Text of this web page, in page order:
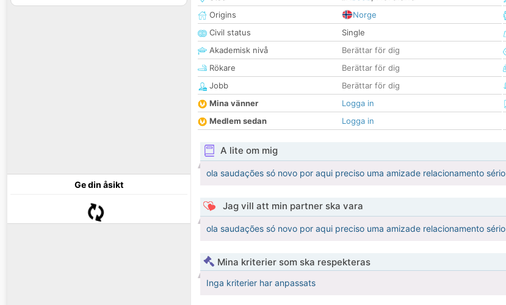
Ge din åsikt
Origins
Norge
Civil status
Single
Akademisk nivå
Berättar för dig
Rökare
Berättar för dig
Jobb
Berättar för dig
Mina vänner
Logga in
Medlem sedan
Logga in
A lite om mig
ola saudações só novo por aqui preciso uma amizade relacionamento sério
Jag vill att min partner ska vara
ola saudações só novo por aqui preciso uma amizade relacionamento sério
Mina kriterier som ska respekteras
Inga kriterier har anpassats